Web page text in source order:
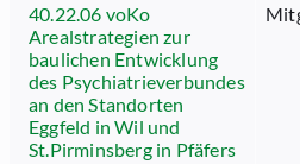
40.22.06 voKo
Arealstrategien zur
baulichen Entwicklung
des Psychiatrieverbundes
an den Standorten
Eggfeld in Wil und
St.Pirminsberg in Pfäfers